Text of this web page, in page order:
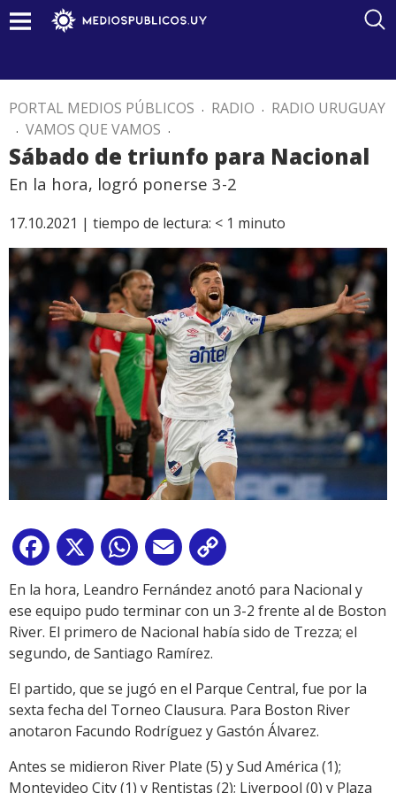
PORTAL MEDIOS PÚBLICOS . RADIO . RADIO URUGUAY
. VAMOS QUE VAMOS .
Sábado de triunfo para Nacional
En la hora, logró ponerse 3-2
17.10.2021 | tiempo de lectura: < 1 minuto
Facebook
X WhatsApp
Email
Link
En la hora, Leandro Fernández anotó para Nacional y
ese equipo pudo terminar con un 3-2 frente al de Boston
River. El primero de Nacional había sido de Trezza; el
segundo, de Santiago Ramírez.
El partido, que se jugó en el Parque Central, fue por la
sexta fecha del Torneo Clausura. Para Boston River
anotaron Facundo Rodríguez y Gastón Álvarez.
Antes se midieron River Plate (5) y Sud América (1);
Montevideo City (1) y Rentistas (2); Liverpool (0) y Plaza